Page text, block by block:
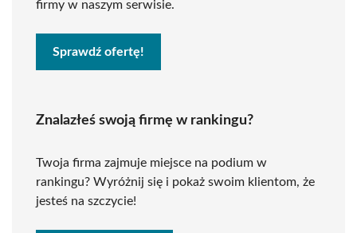
firmy w naszym serwisie.
Sprawdź ofertę!
Znalazłeś swoją firmę w rankingu?
Twoja firma zajmuje miejsce na podium w
rankingu? Wyróżnij się i pokaż swoim klientom, że
jesteś na szczycie!